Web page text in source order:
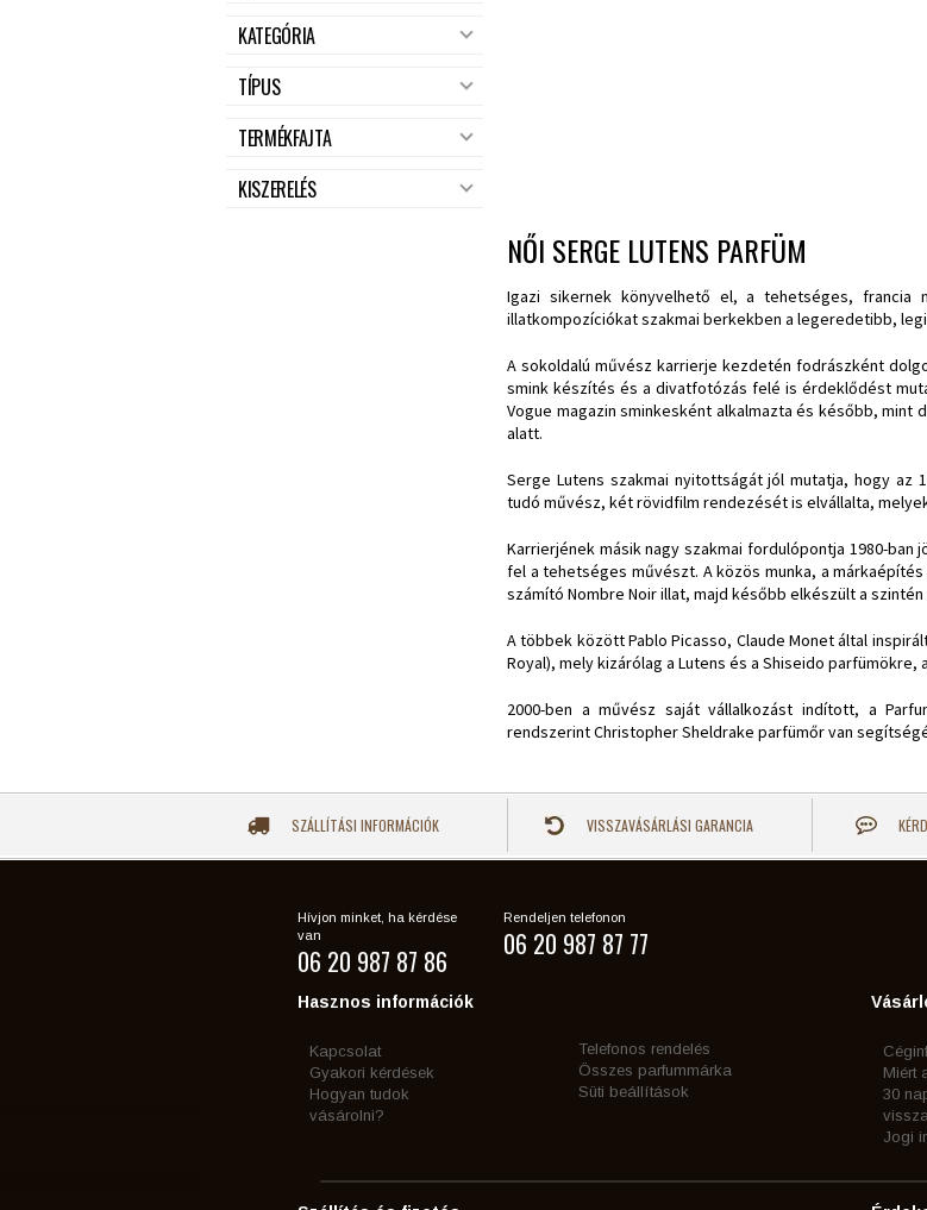
KATEGÓRIA
TÍPUS
TERMÉKFAJTA
KISZERELÉS
NŐI SERGE LUTENS PARFÜM
Igazi sikernek könyvelhető el, a tehetséges, francia
illatkompozíciókat szakmai berkekben a legeredetibb,
A sokoldalú művész karrierje kezdetén fodrászként
smink készítés és a divatfotózás felé is érdeklődést
Vogue magazin sminkesként alkalmazta és később,
alatt.
Serge Lutens szakmai nyitottságát jól mutatja, hogy
tudó művész, két rövidfilm rendezését is elvállalta,
Karrierjének másik nagy szakmai fordulópontja 1980-
fel a tehetséges művészt. A közös munka, a
számító Nombre Noir illat, majd később elkészült a
A többek között Pablo Picasso, Claude Monet által
Royal), mely kizárólag a Lutens és a Shiseido
2000-ben a művész saját vállalkozást indított, a
rendszerint Christopher Sheldrake parfümőr van
SZÁLLÍTÁSI INFORMÁCIÓK VISSZAVÁSÁRLÁSI GARANCIA
Hívjon minket, ha kérdése
van
06 20 987 87 86
Rendeljen telefonon
06 20 987 87 77
Hasznos információk
Kapcsolat
Gyakori kérdések
Hogyan tudok
vásárolni?
Telefonos rendelés
Összes parfummárka
Süti beállítások
Miért
30
Jogi